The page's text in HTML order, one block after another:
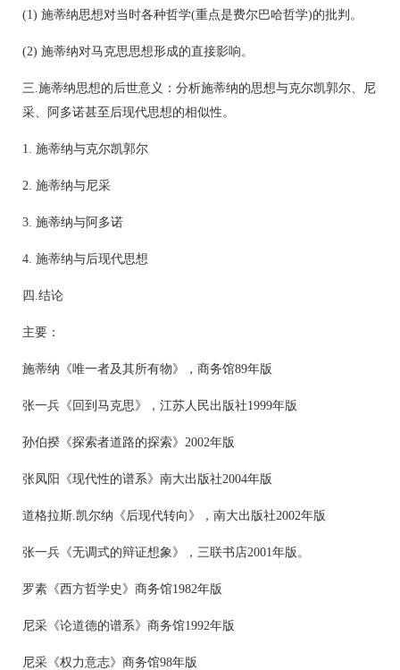
(1) 施蒂纳思想对当时各种哲学(重点是费尔巴哈哲学)的批判。
(2) 施蒂纳对马克思思想形成的直接影响。
三.施蒂纳思想的后世意义：分析施蒂纳的思想与克尔凯郭尔、尼
采、阿多诺甚至后现代思想的相似性。
1. 施蒂纳与克尔凯郭尔
2. 施蒂纳与尼采
3. 施蒂纳与阿多诺
4. 施蒂纳与后现代思想
四.结论
主要：
施蒂纳《唯一者及其所有物》，商务馆89年版
张一兵《回到马克思》，江苏人民出版社1999年版
孙伯揆《探索者道路的探索》2002年版
张凤阳《现代性的谱系》南大出版社2004年版
道格拉斯.凯尔纳《后现代转向》，南大出版社2002年版
张一兵《无调式的辩证想象》，三联书店2001年版。
罗素《西方哲学史》商务馆1982年版
尼采《论道德的谱系》商务馆1992年版
尼采《权力意志》商务馆98年版